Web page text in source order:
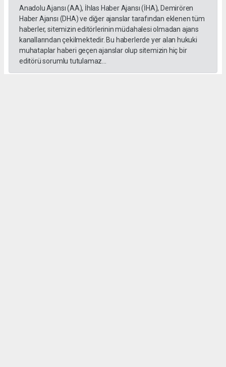
Anadolu Ajansı (AA), İhlas Haber Ajansı (İHA), Demirören
Haber Ajansı (DHA) ve diğer ajanslar tarafından eklenen tüm
haberler, sitemizin editörlerinin müdahalesi olmadan ajans
kanallarından çekilmektedir. Bu haberlerde yer alan hukuki
muhataplar haberi geçen ajanslar olup sitemizin hiç bir
editörü sorumlu tutulamaz...